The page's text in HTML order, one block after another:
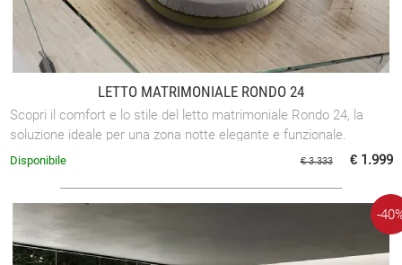
LETTO MATRIMONIALE RONDO 24
Scopri il comfort e lo stile del letto matrimoniale Rondo 24, la
soluzione ideale per una zona notte elegante e funzionale.
€ 3.333 € 1.999
Disponibile
-